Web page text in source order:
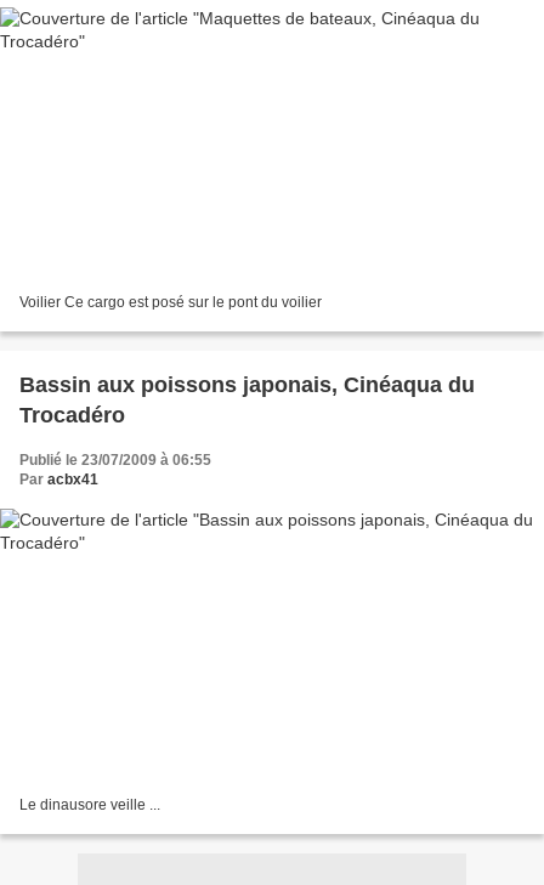
Voilier Ce cargo est posé sur le pont du voilier
Bassin aux poissons japonais, Cinéaqua du
Trocadéro
Publié le 23/07/2009 à 06:55
Par acbx41
Le dinausore veille ...